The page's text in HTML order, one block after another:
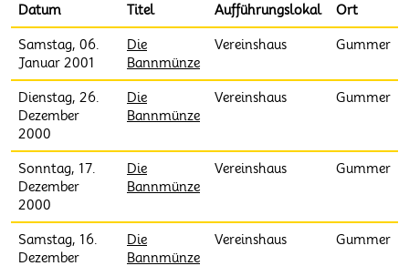
Datum Titel Aufführungslokal Ort
Samstag, 06.
Januar 2001
Die
Bannmünze
Vereinshaus Gummer
Dienstag, 26.
Dezember
2000
Die
Bannmünze
Vereinshaus Gummer
Sonntag, 17.
Dezember
2000
Die
Bannmünze
Vereinshaus Gummer
Samstag, 16.
Dezember
Die
Bannmünze
Vereinshaus Gummer